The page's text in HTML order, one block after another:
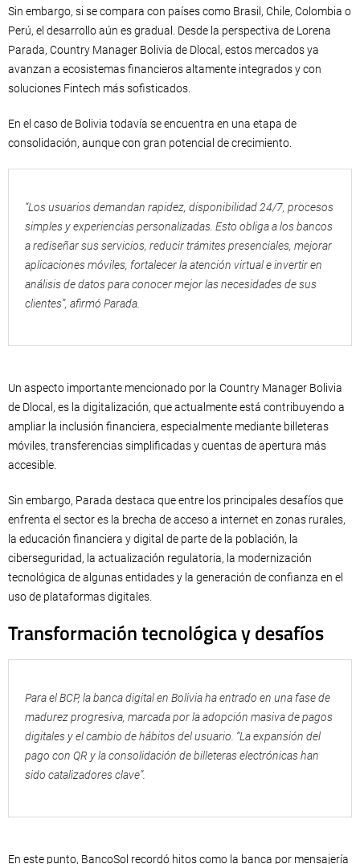
Sin embargo, si se compara con países como Brasil, Chile, Colombia o
Perú, el desarrollo aún es gradual. Desde la perspectiva de Lorena
Parada, Country Manager Bolivia de Dlocal, estos mercados ya
avanzan a ecosistemas financieros altamente integrados y con
soluciones Fintech más sofisticados.
En el caso de Bolivia todavía se encuentra en una etapa de
consolidación, aunque con gran potencial de crecimiento.
“Los usuarios demandan rapidez, disponibilidad 24/7, procesos
simples y experiencias personalizadas. Esto obliga a los bancos
a rediseñar sus servicios, reducir trámites presenciales, mejorar
aplicaciones móviles, fortalecer la atención virtual e invertir en
análisis de datos para conocer mejor las necesidades de sus
clientes”, afirmó Parada.
Un aspecto importante mencionado por la Country Manager Bolivia
de Dlocal, es la digitalización, que actualmente está contribuyendo a
ampliar la inclusión financiera, especialmente mediante billeteras
móviles, transferencias simplificadas y cuentas de apertura más
accesible.
Sin embargo, Parada destaca que entre los principales desafíos que
enfrenta el sector es la brecha de acceso a internet en zonas rurales,
la educación financiera y digital de parte de la población, la
ciberseguridad, la actualización regulatoria, la modernización
tecnológica de algunas entidades y la generación de confianza en el
uso de plataformas digitales.
Transformación tecnológica y desafíos
Para el BCP, la banca digital en Bolivia ha entrado en una fase de
madurez progresiva, marcada por la adopción masiva de pagos
digitales y el cambio de hábitos del usuario. “La expansión del
pago con QR y la consolidación de billeteras electrónicas han
sido catalizadores clave”.
En este punto, BancoSol recordó hitos como la banca por mensajería